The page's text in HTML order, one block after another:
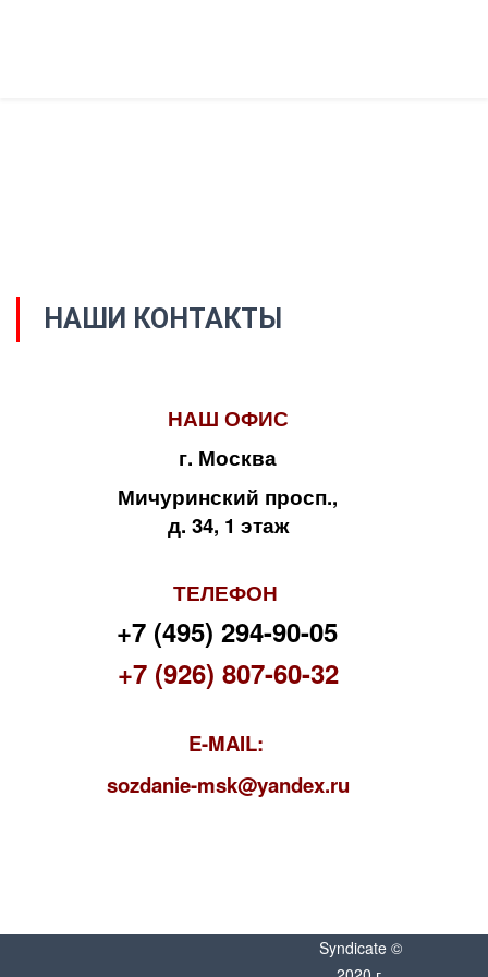
НАШИ КОНТАКТЫ
НАШ ОФИС
г. Москва
Мичуринский просп.,
д. 34, 1 этаж
ТЕЛЕФОН
+7 (495) 294-90-05
+7 (926) 807-60-32
E-MAIL:
sozdanie-msk@yandex.ru
Syndicate ©